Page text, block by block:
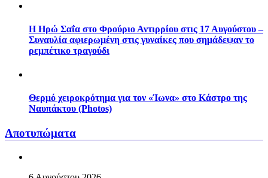
Η Ηρώ Σαΐα στο Φρούριο Αντιρρίου στις 17 Αυγούστου –
Συναυλία αφιερωμένη στις γυναίκες που σημάδεψαν το
ρεμπέτικο τραγούδι
Θερμό χειροκρότημα για τον «Ίωνα» στο Κάστρο της
Ναυπάκτου (Photos)
Αποτυπώματα